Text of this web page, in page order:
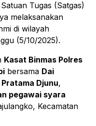
Tugas (Satgas)
melaksanakan
di wilayah
(5/10/2025).
Kasat Binmas Polres
bersama Dai
Djunu,
pegawai syara
Kecamatan